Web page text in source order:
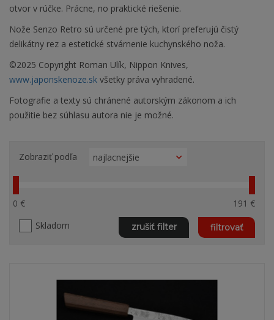
otvor v rúčke. Prácne, no praktické riešenie.
Nože Senzo Retro sú určené pre tých, ktorí preferujú čistý
delikátny rez a estetické stvárnenie kuchynského noža.
©2025 Copyright Roman Ulík, Nippon Knives,
www.japonskenoze.sk všetky práva vyhradené.
Fotografie a texty sú chránené autorským zákonom a ich
použitie bez súhlasu autora nie je možné.
0 €
191 €
Skladom
filtrovať
zrušiť filter
Zobraziť podľa